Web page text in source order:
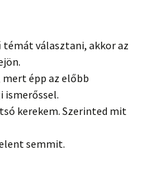
választani, akkor az
épp az előbb
ismerőssel.
kerekem. Szerinted mit
semmit.